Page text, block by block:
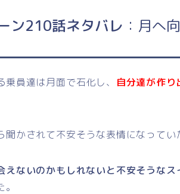
ン210話ネタバレ ：月へ
員達は月面で石化し、 自分達が作
かされて不安そうな表情になってい
えないのかもしれないと不安そうなス